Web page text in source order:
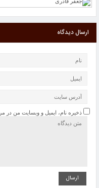
ارسال دیدگاه
ذخیره نام، ایمیل و وبسایت من در
کاهش سرانه مصرف لبنیات در کشور/